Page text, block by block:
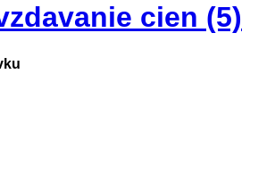
cien (5)